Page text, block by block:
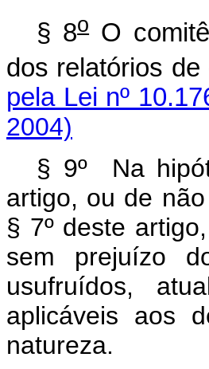
§ 8oO
dos relatórios
pela Lei nº
2004)
§ 9º Na
artigo, ou de
§ 7º deste
sem prejuízo
usufruídos,
aplicáveis aos